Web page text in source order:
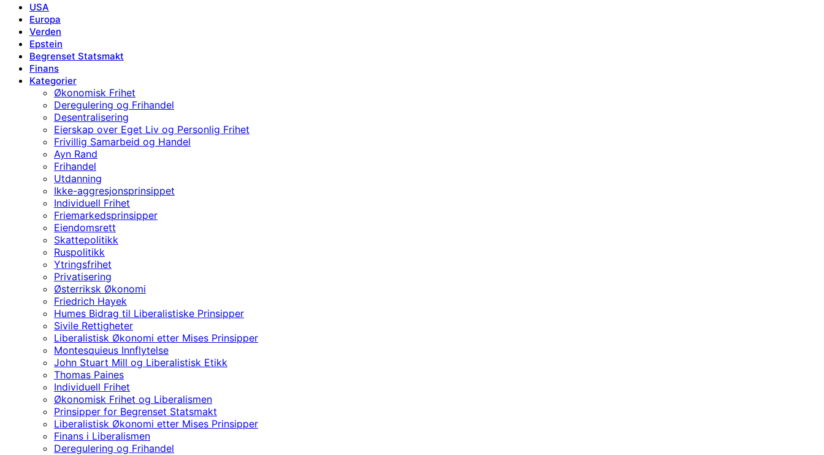
USA
Europa
Verden
Epstein
Begrenset Statsmakt
Finans
Kategorier
Økonomisk Frihet
Deregulering og Frihandel
Desentralisering
Eierskap over Eget Liv og Personlig Frihet
Frivillig Samarbeid og Handel
Ayn Rand
Frihandel
Utdanning
Ikke-aggresjonsprinsippet
Individuell Frihet
Friemarkedsprinsipper
Eiendomsrett
Skattepolitikk
Ruspolitikk
Ytringsfrihet
Privatisering
Østerriksk Økonomi
Friedrich Hayek
Humes Bidrag til Liberalistiske Prinsipper
Sivile Rettigheter
Liberalistisk Økonomi etter Mises Prinsipper
Montesquieus Innflytelse
John Stuart Mill og Liberalistisk Etikk
Thomas Paines
Individuell Frihet
Økonomisk Frihet og Liberalismen
Prinsipper for Begrenset Statsmakt
Liberalistisk Økonomi etter Mises Prinsipper
Finans i Liberalismen
Deregulering og Frihandel